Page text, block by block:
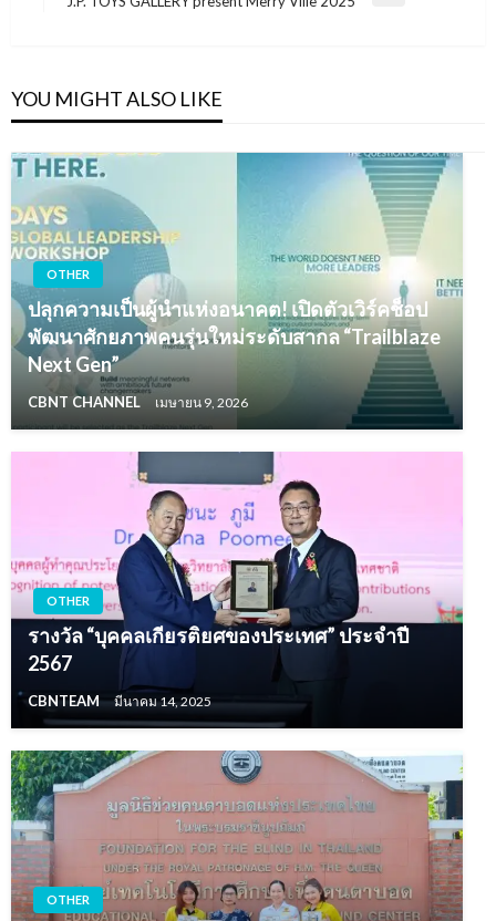
YOU MIGHT ALSO LIKE
OTHER
ปลุกความเป็นผู้นำแห่งอนาคต! เปิดตัวเวิร์คช็อป
พัฒนาศักยภาพคนรุ่นใหม่ระดับสากล “Trailblaze
Next Gen”
CBNT CHANNEL เมษายน 9, 2026
OTHER
รางวัล “บุคคลเกียรติยศของประเทศ” ประจำปี
2567
CBNTEAM มีนาคม 14, 2025
OTHER